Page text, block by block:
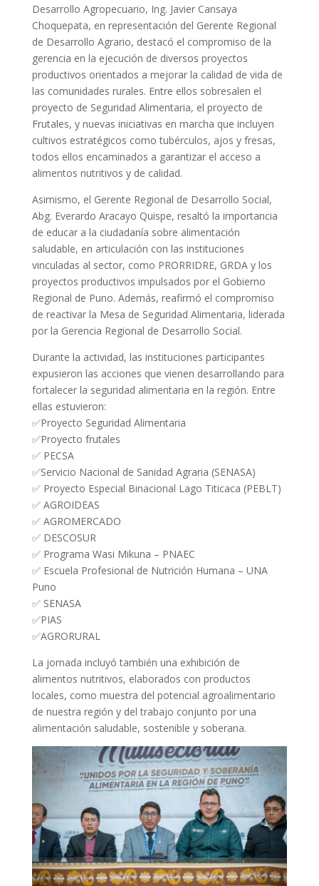
Desarrollo Agropecuario, Ing. Javier Cansaya
Choquepata, en representación del Gerente Regional
de Desarrollo Agrario, destacó el compromiso de la
gerencia en la ejecución de diversos proyectos
productivos orientados a mejorar la calidad de vida de
las comunidades rurales. Entre ellos sobresalen el
proyecto de Seguridad Alimentaria, el proyecto de
Frutales, y nuevas iniciativas en marcha que incluyen
cultivos estratégicos como tubérculos, ajos y fresas,
todos ellos encaminados a garantizar el acceso a
alimentos nutritivos y de calidad.
Asimismo, el Gerente Regional de Desarrollo Social,
Abg. Everardo Aracayo Quispe, resaltó la importancia
de educar a la ciudadanía sobre alimentación
saludable, en articulación con las instituciones
vinculadas al sector, como PRORRIDRE, GRDA y los
proyectos productivos impulsados por el Gobierno
Regional de Puno. Además, reafirmó el compromiso
de reactivar la Mesa de Seguridad Alimentaria, liderada
por la Gerencia Regional de Desarrollo Social.
Durante la actividad, las instituciones participantes
expusieron las acciones que vienen desarrollando para
fortalecer la seguridad alimentaria en la región. Entre
ellas estuvieron:
✅Proyecto Seguridad Alimentaria
✅Proyecto frutales
✅ PECSA
✅Servicio Nacional de Sanidad Agraria (SENASA)
✅ Proyecto Especial Binacional Lago Titicaca (PEBLT)
✅ AGROIDEAS
✅ AGROMERCADO
✅ DESCOSUR
✅ Programa Wasi Mikuna – PNAEC
✅ Escuela Profesional de Nutrición Humana – UNA
Puno
✅ SENASA
✅PIAS
✅AGRORURAL
La jornada incluyó también una exhibición de
alimentos nutritivos, elaborados con productos
locales, como muestra del potencial agroalimentario
de nuestra región y del trabajo conjunto por una
alimentación saludable, sostenible y soberana.